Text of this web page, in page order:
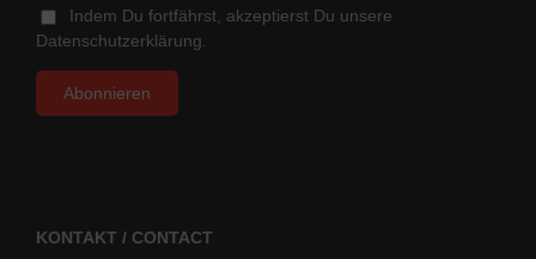
Indem Du fortfährst, akzeptierst Du unsere
Datenschutzerklärung.
KONTAKT / CONTACT